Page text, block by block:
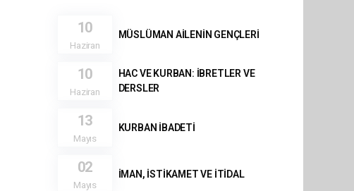
10
Haziran
MÜSLÜMAN AİLENİN GENÇLERİ
10
Haziran
HAC VE KURBAN: İBRETLER VE
DERSLER
13
Mayıs
KURBAN İBADETİ
02
Mayıs
İMAN, İSTİKAMET VE İTİDAL